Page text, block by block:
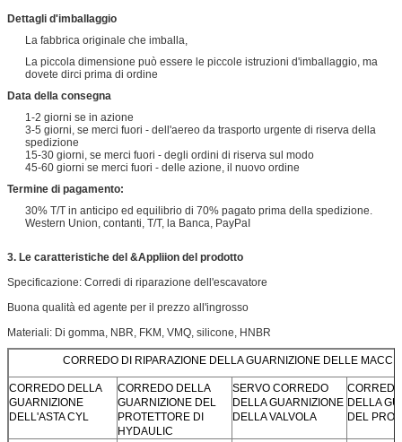
Dettagli d'imballaggio
La fabbrica originale che imballa,
La piccola dimensione può essere le piccole istruzioni d'imballaggio, ma
dovete dirci prima di ordine
Data della consegna
1-2 giorni se in azione
3-5 giorni, se merci fuori - dell'aereo da trasporto urgente di riserva della
spedizione
15-30 giorni, se merci fuori - degli ordini di riserva sul modo
45-60 giorni se merci fuori - delle azione, il nuovo ordine
Termine di pagamento:
30% T/T in anticipo ed equilibrio di 70% pagato prima della spedizione.
Western Union, contanti, T/T, la Banca, PayPaI
3. Le caratteristiche del &Appliion del prodotto
Specificazione: Corredi di riparazione dell'escavatore
Buona qualità ed agente per il prezzo all'ingrosso
Materiali: Di gomma, NBR, FKM, VMQ, silicone, HNBR
CORREDO DI RIPARAZIONE DELLA GUARNIZIONE DELLE
CORREDO DELLA
GUARNIZIONE
DELL'ASTA CYL
CORREDO DELLA
GUARNIZIONE DEL
PROTETTORE DI
HYDAULIC
SERVO CORREDO
DELLA GUARNIZIONE
DELLA VALVOLA
DELLA
DEL